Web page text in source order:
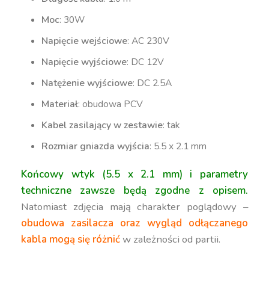
Moc: 30W
Napięcie wejściowe: AC 230V
Napięcie wyjściowe: DC 12V
Natężenie wyjściowe: DC 2.5A
Materiał: obudowa PCV
Kabel zasilający w zestawie: tak
Rozmiar gniazda wyjścia: 5.5 x 2.1 mm
Końcowy wtyk (5.5 x 2.1 mm) i parametry
techniczne zawsze będą zgodne z opisem.
Natomiast zdjęcia mają charakter poglądowy –
obudowa zasilacza oraz wygląd odłączanego
kabla mogą się różnićw zależności od partii.